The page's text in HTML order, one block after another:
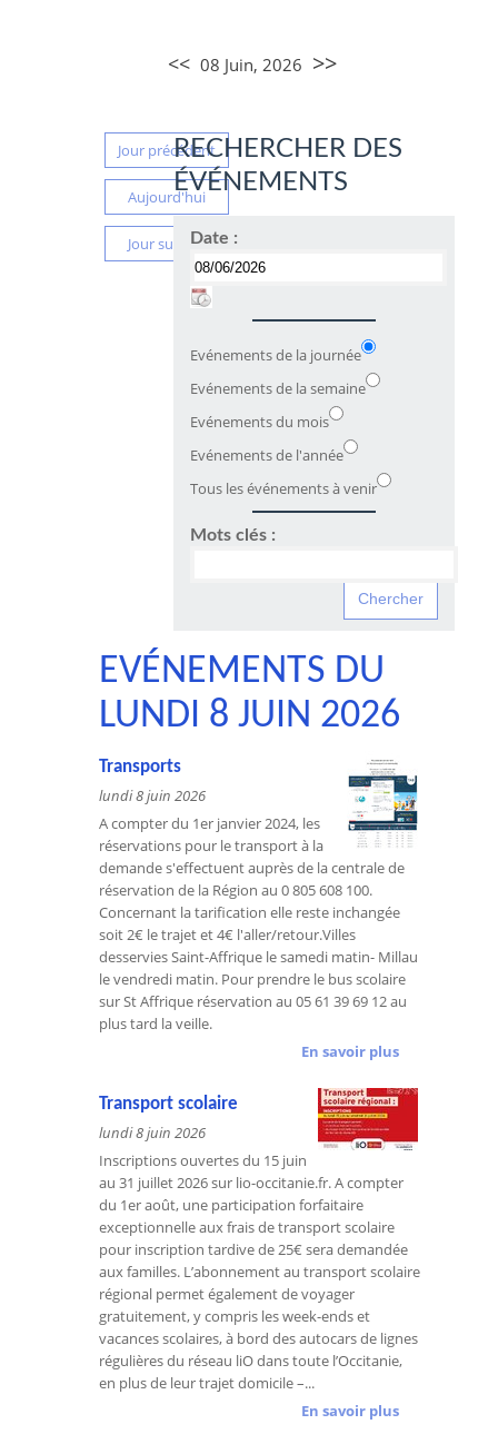
<< 08 Juin, 2026 >>
Jour précédent
Aujourd'hui
Jour suivant
RECHERCHER DES
ÉVÉNEMENTS
Date :
Evénements de la journée
Evénements de la semaine
Evénements du mois
Evénements de l'année
Tous les événements à venir
Mots clés :
EVÉNEMENTS DU
LUNDI 8 JUIN 2026
Transports
lundi 8 juin 2026
A compter du 1er janvier 2024, les
réservations pour le transport à la
demande s'effectuent auprès de la centrale de
réservation de la Région au 0 805 608 100.
Concernant la tarification elle reste inchangée
soit 2€ le trajet et 4€ l'aller/retour.Villes
desservies Saint-Affrique le samedi matin- Millau
le vendredi matin. Pour prendre le bus scolaire
sur St Affrique réservation au 05 61 39 69 12 au
plus tard la veille.
En savoir plus
Transport scolaire
lundi 8 juin 2026
Inscriptions ouvertes du 15 juin
au 31 juillet 2026 sur lio-occitanie.fr. A compter
du 1er août, une participation forfaitaire
exceptionnelle aux frais de transport scolaire
pour inscription tardive de 25€ sera demandée
aux familles. L’abonnement au transport scolaire
régional permet également de voyager
gratuitement, y compris les week-ends et
vacances scolaires, à bord des autocars de lignes
régulières du réseau liO dans toute l’Occitanie,
en plus de leur trajet domicile –...
En savoir plus